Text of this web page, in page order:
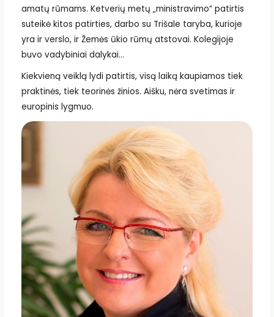
amatų rūmams. Ketverių metų „ministravimo“ patirtis
suteikė kitos patirties, darbo su Trišale taryba, kurioje
yra ir verslo, ir Žemės ūkio rūmų atstovai. Kolegijoje
buvo vadybiniai dalykai…
Kiekvieną veiklą lydi patirtis, visą laiką kaupiamos tiek
praktinės, tiek teorinės žinios. Aišku, nėra svetimas ir
europinis lygmuo.